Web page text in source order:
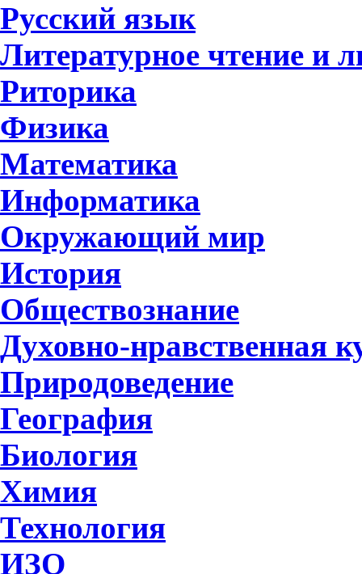
Русский язык
Литературное чтение и
Риторика
Физика
Математика
Информатика
Окружающий мир
История
Обществознание
Духовно-нравственная
Природоведение
География
Биология
Химия
Технология
ИЗО